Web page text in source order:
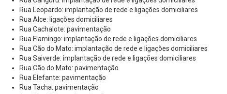
Rua Leopardo: implantação de rede e ligações domiciliares
Rua Alce: ligações domiciliares
Rua Cachalote: pavimentação
Rua Flamingo: implantação de rede e ligações domiciliares
Rua Cão do Mato: implantação de rede e ligações domiciliares
Rua Saiverde: implantação de rede e ligações domiciliares
Rua Cão do Mato: pavimentação
Rua Elefante: pavimentação
Rua Tacha: pavimentação